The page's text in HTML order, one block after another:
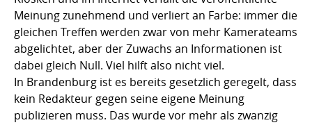
Meinung zunehmend und verliert an Farbe: immer die
gleichen Treffen werden zwar von mehr Kamerateams
abgelichtet, aber der Zuwachs an Informationen ist
dabei gleich Null. Viel hilft also nicht viel.
In Brandenburg ist es bereits gesetzlich geregelt, dass
kein Redakteur gegen seine eigene Meinung
publizieren muss. Das wurde vor mehr als zwanzig